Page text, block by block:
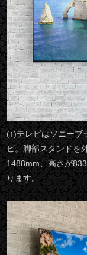
(↑)テレビはソニーブ
ビ。脚部スタンドを
1488mm、高さが
ります。